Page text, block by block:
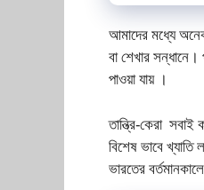
আমাদের মধ্যে
বা শেখার সন্ধানে।
পাওয়া যায় ।
তান্ত্রি-কেরা
বিশেষ ভাবে
ভারতের